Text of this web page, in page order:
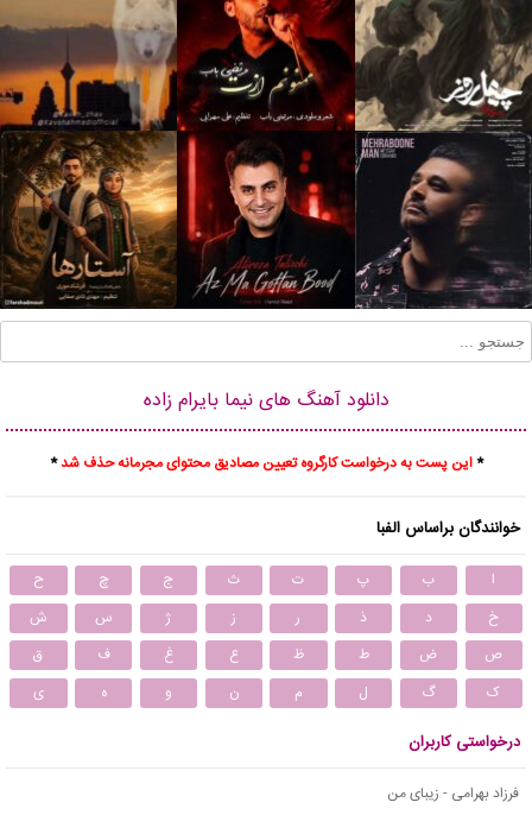
دانلود آهنگ های نیما بایرام زاده
*این پست به درخواست کارگروه تعیین مصادیق محتوای مجرمانه حذف شد*
خوانندگان براساس الفبا
ا ب پ ت ث ج چ
ح
خ
د ذ ر ز ژ س
ش
ص
ض ط ظ ع غ ف
ق
ک
گ ل م ن و ه ی
درخواستی کاربران
فرزاد بهرامی - زیبای من